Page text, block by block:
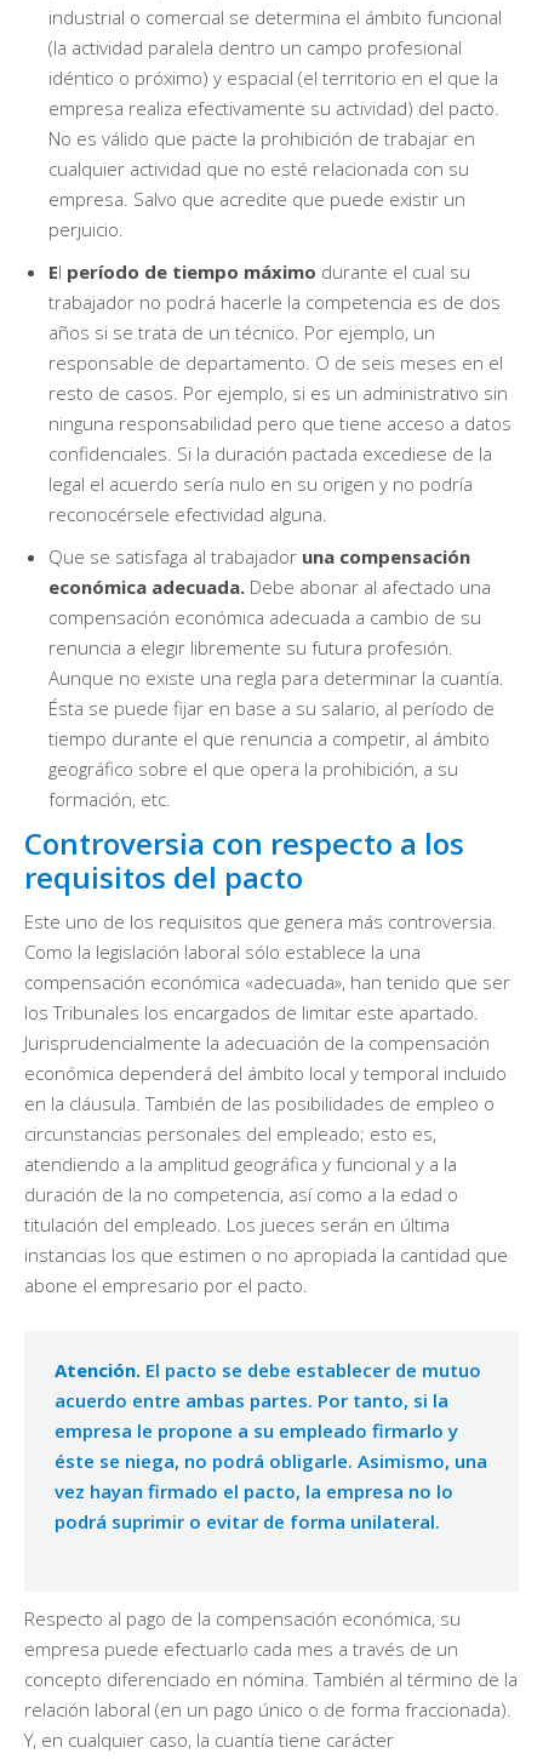
industrial o comercial se determina el ámbito funcional
(la actividad paralela dentro un campo profesional
idéntico o próximo) y espacial (el territorio en el que la
empresa realiza efectivamente su actividad) del pacto.
No es válido que pacte la prohibición de trabajar en
cualquier actividad que no esté relacionada con su
empresa. Salvo que acredite que puede existir un
perjuicio.
El período de tiempo máximo durante el cual su
trabajador no podrá hacerle la competencia es de dos
años si se trata de un técnico. Por ejemplo, un
responsable de departamento. O de seis meses en el
resto de casos. Por ejemplo, si es un administrativo sin
ninguna responsabilidad pero que tiene acceso a datos
confidenciales. Si la duración pactada excediese de la
legal el acuerdo sería nulo en su origen y no podría
reconocérsele efectividad alguna.
Que se satisfaga al trabajador una compensación
económica adecuada. Debe abonar al afectado una
compensación económica adecuada a cambio de su
renuncia a elegir libremente su futura profesión.
Aunque no existe una regla para determinar la cuantía.
Ésta se puede fijar en base a su salario, al período de
tiempo durante el que renuncia a competir, al ámbito
geográfico sobre el que opera la prohibición, a su
formación, etc.
Controversia con respecto a los
requisitos del pacto
Este uno de los requisitos que genera más controversia.
Como la legislación laboral sólo establece la una
compensación económica «adecuada», han tenido que ser
los Tribunales los encargados de limitar este apartado.
Jurisprudencialmente la adecuación de la compensación
económica dependerá del ámbito local y temporal incluido
en la cláusula. También de las posibilidades de empleo o
circunstancias personales del empleado; esto es,
atendiendo a la amplitud geográfica y funcional y a la
duración de la no competencia, así como a la edad o
titulación del empleado. Los jueces serán en última
instancias los que estimen o no apropiada la cantidad que
abone el empresario por el pacto.
Atención. El pacto se debe establecer de mutuo
acuerdo entre ambas partes. Por tanto, si la
empresa le propone a su empleado firmarlo y
éste se niega, no podrá obligarle. Asimismo, una
vez hayan firmado el pacto, la empresa no lo
podrá suprimir o evitar de forma unilateral.
Respecto al pago de la compensación económica, su
empresa puede efectuarlo cada mes a través de un
concepto diferenciado en nómina. También al término de la
relación laboral (en un pago único o de forma fraccionada).
Y, en cualquier caso, la cuantía tiene carácter